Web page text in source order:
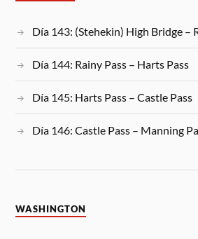
Día 143: (Stehekin) High Bridge –
Día 144: Rainy Pass – Harts Pass
Día 145: Harts Pass – Castle Pass
Día 146: Castle Pass – Manning
WASHINGTON